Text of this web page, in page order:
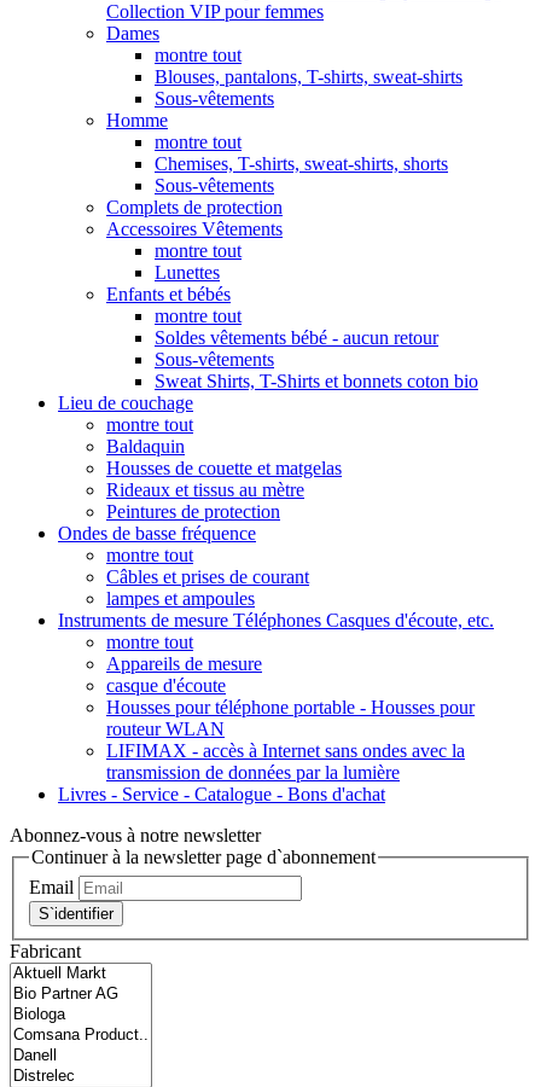
Collection VIP pour femmes
Dames
montre tout
Blouses, pantalons, T-shirts, sweat-shirts
Sous-vêtements
Homme
montre tout
Chemises, T-shirts, sweat-shirts, shorts
Sous-vêtements
Complets de protection
Accessoires Vêtements
montre tout
Lunettes
Enfants et bébés
montre tout
Soldes vêtements bébé - aucun retour
Sous-vêtements
Sweat Shirts, T-Shirts et bonnets coton bio
Lieu de couchage
montre tout
Baldaquin
Housses de couette et matgelas
Rideaux et tissus au mètre
Peintures de protection
Ondes de basse fréquence
montre tout
Câbles et prises de courant
lampes et ampoules
Instruments de mesure Téléphones Casques d'écoute, etc.
montre tout
Appareils de mesure
casque d'écoute
Housses pour téléphone portable - Housses pour
routeur WLAN
LIFIMAX - accès à Internet sans ondes avec la
transmission de données par la lumière
Livres - Service - Catalogue - Bons d'achat
Abonnez-vous à notre newsletter
Continuer à la newsletter page d`abonnement
Email
S`identifier
Fabricant